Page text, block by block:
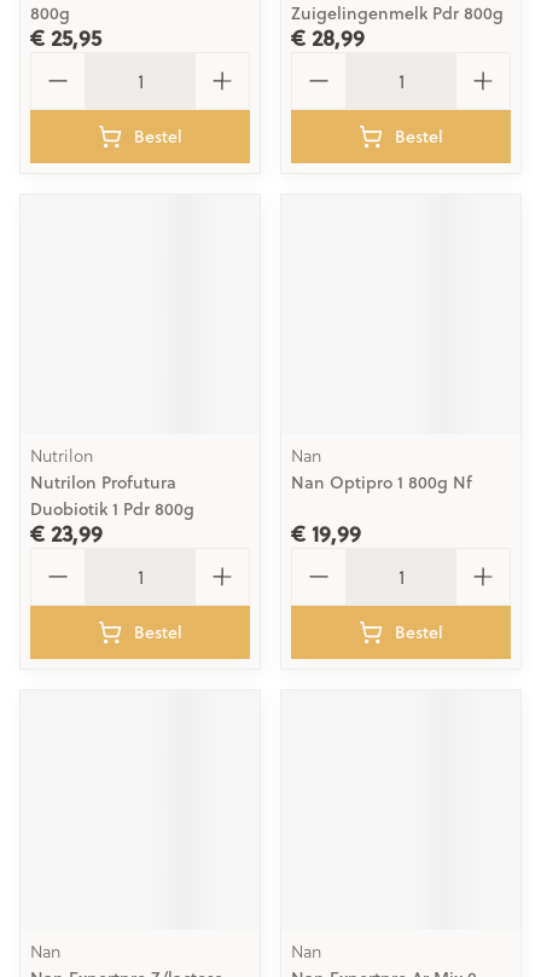
800g
€ 25,95
Bestel
Zuigelingenmelk Pdr 800g
€ 28,99
Bestel
Nutrilon
Nutrilon Profutura
Duobiotik 1 Pdr 800g
€ 23,99
Bestel
Nan
Nan Optipro 1 800g Nf
€ 19,99
Bestel
Nan
Nan